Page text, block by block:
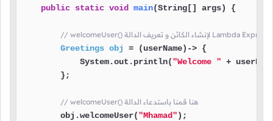
public static void main(String[] args) {
Greetings obj = (userName)-> {
            System.out.println(
"Welcome " +
        };
// welcomeUser() هنا قمنا باستدعاء الدالة
        obj.welcomeUser(
"Mhamad");